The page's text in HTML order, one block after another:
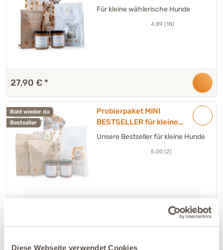
Diese Webseite verwendet Cookies
Hunde
Für kleine wählerische Hunde
4.89 (18)
27,90 € *
Bald wieder da
Bestseller
Probierpaket MINI
BESTSELLER für kleine
Hunde
Unsere Bestseller für kleine Hunde
5.00 (2)